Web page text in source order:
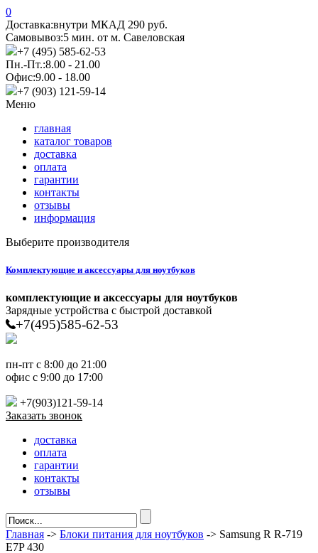
0
Доставка:внутри МКАД 290 руб.
Самовывоз:5 мин. от м. Савеловская
+7 (495) 585-62-53
Пн.-Пт.:8.00 - 21.00
Офис:9.00 - 18.00
+7 (903) 121-59-14
Меню
главная
каталог товаров
доставка
оплата
гарантии
контакты
отзывы
информация
Выберите производителя
Комплектующие и аксессуары для ноутбуков
комплектующие и аксессуары для ноутбуков
Зарядные устройства с быстрой доставкой
+7(495)585-62-53
пн-пт с 8:00 до 21:00
офис с 9:00 до 17:00
+7(903)121-59-14
Заказать звонок
доставка
оплата
гарантии
контакты
отзывы
Главная -> Блоки питания для ноутбуков -> Samsung R R-719
E7P 430